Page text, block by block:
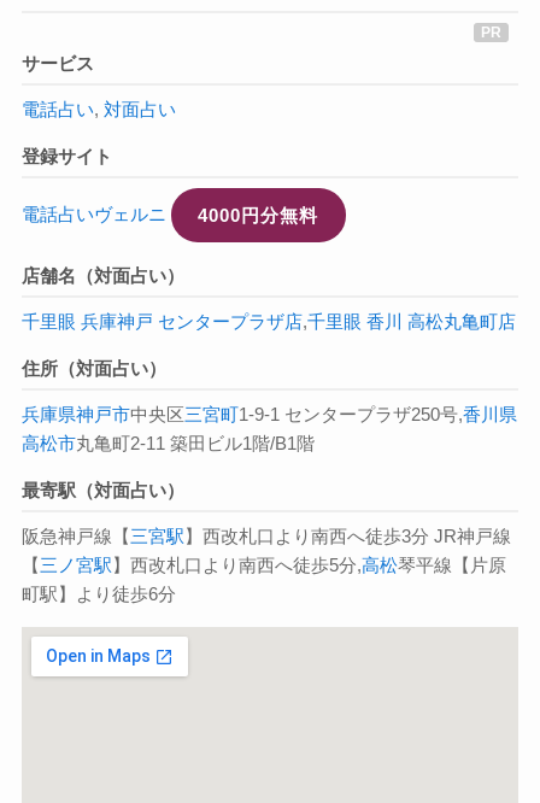
サービス
電話占い, 対面占い
登録サイト
電話占いヴェルニ 4000円分無料
店舗名（対面占い）
千里眼 兵庫神戸 センタープラザ店,千里眼 香川 高松丸亀町店
住所（対面占い）
兵庫県神戸市中央区三宮町1-9-1 センタープラザ250号,香川県
高松市丸亀町2-11 築田ビル1階/B1階
最寄駅（対面占い）
阪急神戸線【三宮駅】西改札口より南西へ徒歩3分 JR神戸線
【三ノ宮駅】西改札口より南西へ徒歩5分,高松琴平線【片原
町駅】より徒歩6分